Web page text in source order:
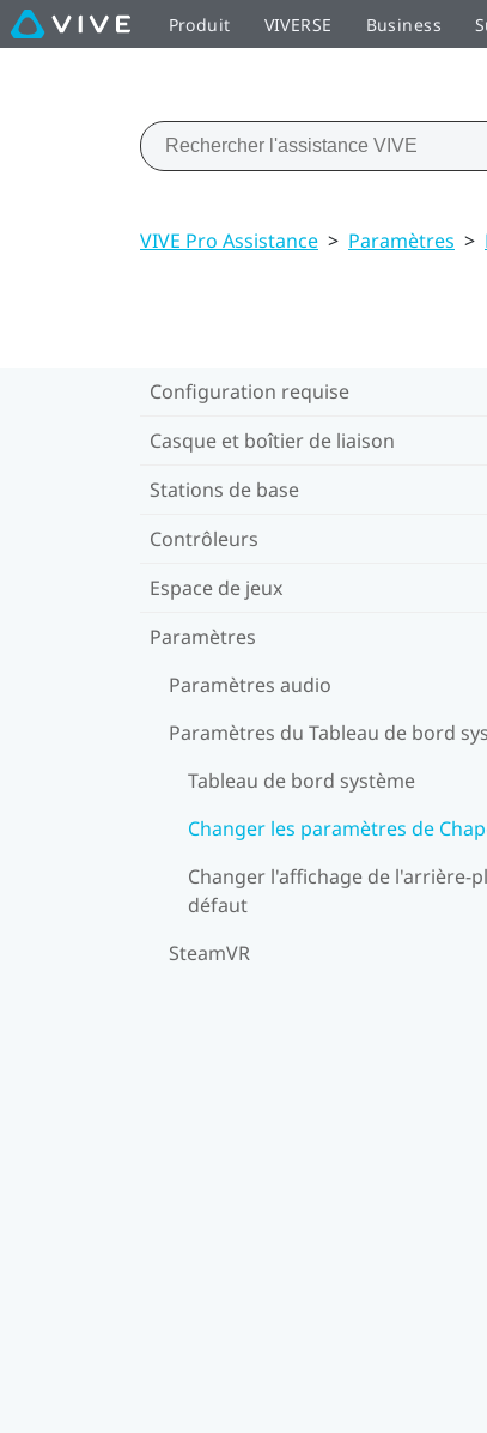
Produit VIVERSE Business
VIVE Pro Assistance > Paramètres >
Configuration requise
Casque et boîtier de liaison
Stations de base
Contrôleurs
Espace de jeux
Paramètres
Paramètres audio
Paramètres du Tableau de bord
Tableau de bord système
Changer les paramètres de
Changer l'affichage de l'arrière-
défaut
SteamVR